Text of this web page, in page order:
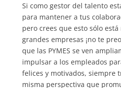
Si como gestor del talento
para mantener a tus
pero crees que esto sólo
grandes empresas ¡no te
que las PYMES se ven
impulsar a los empleados
felices y motivados, siempre
misma perspectiva que